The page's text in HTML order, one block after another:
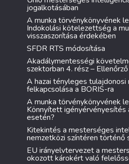
jogalkotásában
A munka törvénykönyvének
Indokolási kötelezettség a
visszaszorítása érdekében
SFDR RTS módosítása
Akadálymentességi
szektorban 4. rész –
A hazai tényleges tulajdonosi
felkapcsolása a BORIS-ra
A munka törvénykönyvének
Könnyített igényérvényesítés
esetén?
Kitekintés a mesterséges
nemzetközi színtéren történő
EU irányelvtervezet a
okozott károkért való